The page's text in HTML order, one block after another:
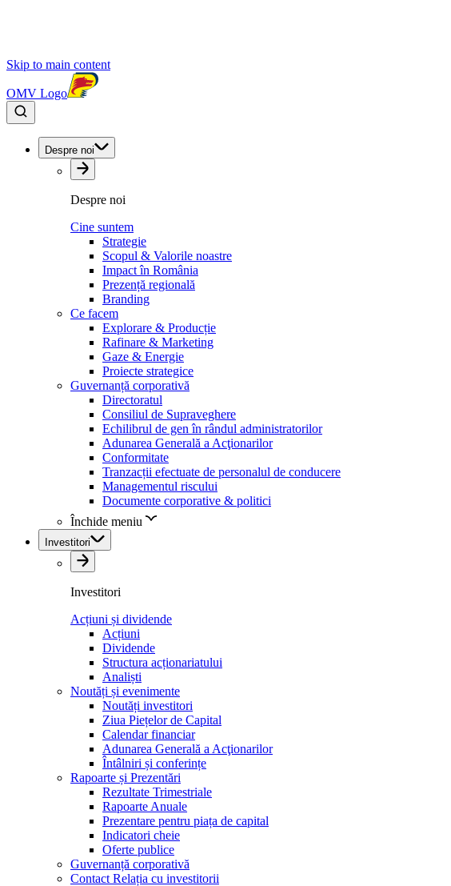
Skip to main content
OMV Logo
Despre noi
Despre noi
Cine suntem
Strategie
Scopul & Valorile noastre
Impact în România
Prezență regională
Branding
Ce facem
Explorare & Producție
Rafinare & Marketing
Gaze & Energie
Proiecte strategice
Guvernanță corporativă
Directoratul
Consiliul de Supraveghere
Echilibrul de gen în rândul administratorilor
Adunarea Generală a Acţionarilor
Conformitate
Tranzacții efectuate de personalul de conducere
Managementul riscului
Documente corporative & politici
Închide meniu
Investitori
Investitori
Acțiuni și dividende
Acțiuni
Dividende
Structura acționariatului
Analiști
Noutăți și evenimente
Noutăți investitori
Ziua Piețelor de Capital
Calendar financiar
Adunarea Generală a Acţionarilor
Întâlniri și conferințe
Rapoarte și Prezentări
Rezultate Trimestriale
Rapoarte Anuale
Prezentare pentru piața de capital
Indicatori cheie
Oferte publice
Guvernanță corporativă
Contact Relația cu investitorii